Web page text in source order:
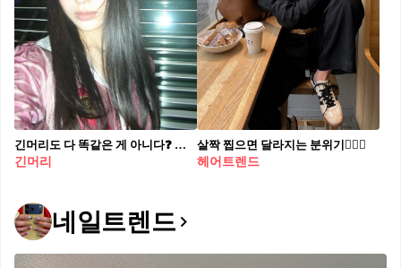
긴머리도 다 똑같은 게 아니다❓ 얼굴형별 찰떡 긴머리 스타일링 찾기🧐 1. 긴 생머리 계란형, 둥근형 - 이목구비가 조화로운 얼굴형에 잘 어울리며, 깔끔하고 청순한 느낌 2. 굵은 웨이브 모든 얼굴형 - 부드러운 곡선이 다양한 얼굴형을 커버, 여성스럽고 자연스러운 느낌 3. 묶음 머리 둥근형, 각진 얼굴형 - 얼굴형을 또렷하게 잡아주며, 시원하고 세련된 인상 4. 히피펌 계란형, 각진 얼굴형 - 자유롭고 빈티지한 느낌 + 강한 인상을 부드럽게 완화해주는 효과
긴머리
살짝 찝으면 달라지는 분위기👱🏻‍♀️
헤어트렌드
네일트렌드